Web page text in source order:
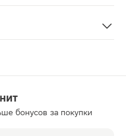
бонусов за покупки